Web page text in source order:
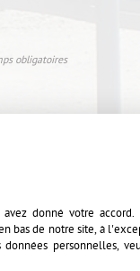
obligatoires
de protection des
donné votre accord.
bas de notre site, à
personnelles,